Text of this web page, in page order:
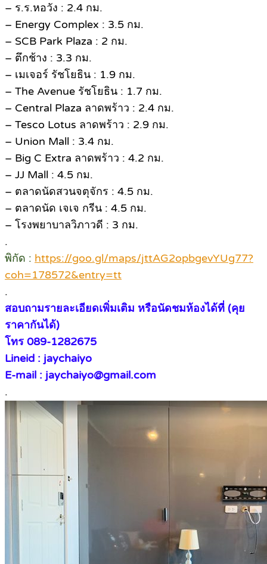
– ร.ร.หอวัง : 2.4 กม.
– Energy Complex : 3.5 กม.
– SCB Park Plaza : 2 กม.
– ตึกช้าง : 3.3 กม.
– เมเจอร์ รัชโยธิน : 1.9 กม.
– The Avenue รัชโยธิน : 1.7 กม.
– Central Plaza ลาดพร้าว : 2.4 กม.
– Tesco Lotus ลาดพร้าว : 2.9 กม.
– Union Mall : 3.4 กม.
– Big C Extra ลาดพร้าว : 4.2 กม.
– JJ Mall : 4.5 กม.
– ตลาดนัดสวนจตุจักร : 4.5 กม.
– ตลาดนัด เจเจ กรีน : 4.5 กม.
– โรงพยาบาลวิภาวดี : 3 กม.
.
พิกัด : https://goo.gl/maps/jttAG2opbgevYUg77?
coh=178572&entry=tt
.
สอบถามรายละเอียดเพิ่มเติม หรือนัดชมห้องได้ที่ (คุย
ราคากันได้)
โทร 089-1282675
Lineid : jaychaiyo
E-mail : jaychaiyo@gmail.com
.